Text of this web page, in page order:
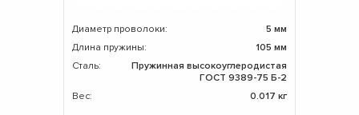
Диаметр проволоки:
5 мм
Длина пружины:
105 мм
Сталь:
Пружинная высокоуглеродистая
ГОСТ 9389-75 Б-2
Вес:
0.017 кг